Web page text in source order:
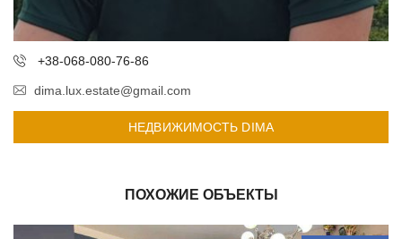
+38-068-080-76-86
dima.lux.estate@gmail.com
НЕДВИЖИМОСТЬ DIMA
ПОХОЖИЕ ОБЪЕКТЫ